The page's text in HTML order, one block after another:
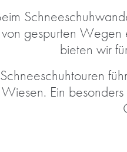
von gespurten Wegen
bieten wir
Schneeschuhtouren
Wiesen. Ein